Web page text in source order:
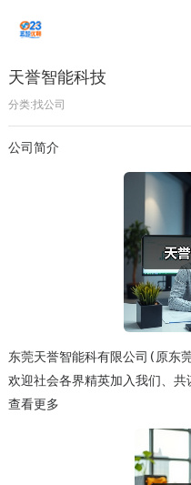
天誉智能科技
分类:找公司
公司简介
东莞天誉智能科有限公司(原东
欢迎社会各界精英加入我们、共
查看更多